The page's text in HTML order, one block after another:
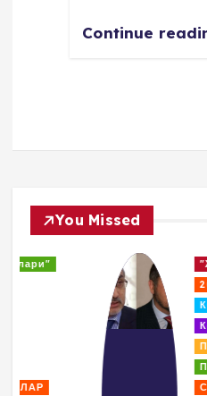
Continue
You Missed
2014 - 2018.
КОАЛИЦИЯ
Коррупция
ПОВИЛИКА
Пропаганда
Салай